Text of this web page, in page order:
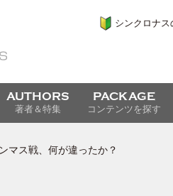
シンクロナ
AUTHORS
著者＆特集
PACKAGE
コンテンツを探す
マス戦、何が違ったか？